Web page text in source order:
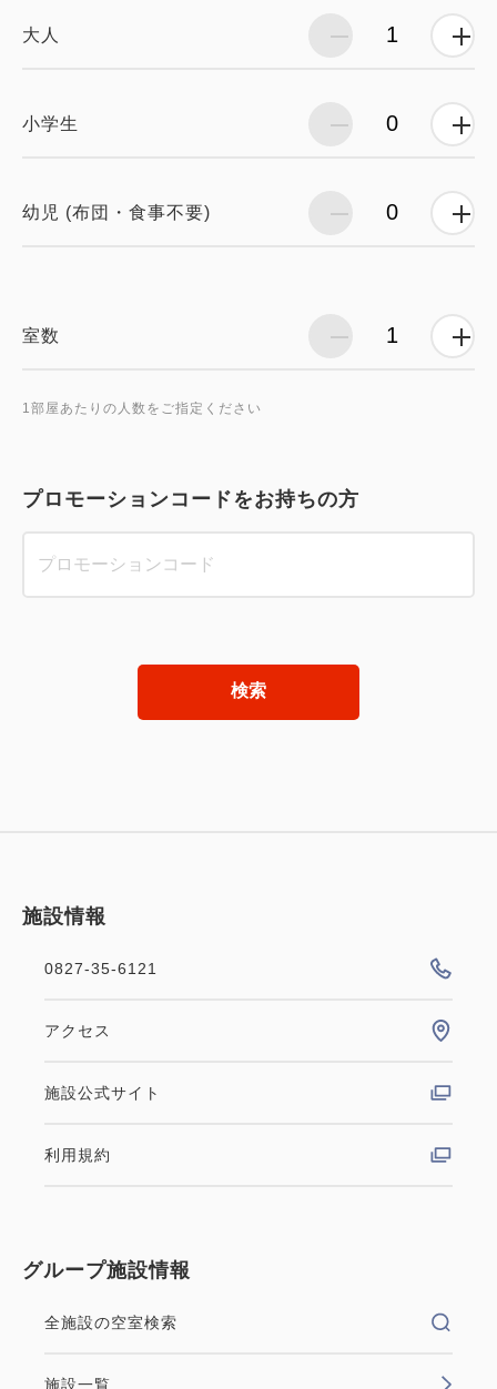
大人
小学生
幼児 (布団・食事不要)
室数
1部屋あたりの人数をご指定ください
プロモーションコードをお持ちの方
検索
施設情報
0827-35-6121
アクセス
施設公式サイト
利用規約
グループ施設情報
全施設の空室検索
施設一覧